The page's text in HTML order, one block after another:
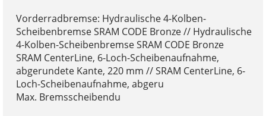
Vorderradbremse: Hydraulische 4-Kolben-
Scheibenbremse SRAM CODE Bronze // Hydraulische
4-Kolben-Scheibenbremse SRAM CODE Bronze
SRAM CenterLine, 6-Loch-Scheibenaufnahme,
abgerundete Kante, 220 mm // SRAM CenterLine, 6-
Loch-Scheibenaufnahme, abgeru
Max. Bremsscheibendu